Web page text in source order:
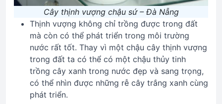
Cây thịnh vượng chậu sứ – Đà Nẵng
Thịnh vượng không chỉ trồng được trong đất
mà còn có thể phát triển trong môi trường
nước rất tốt. Thay vì một chậu cây thịnh vượng
trong đất ta có thể có một chậu thủy tinh
trồng cây xanh trong nước đẹp và sang trọng,
có thể nhìn được những rễ cây trắng xanh cùng
phát triển.